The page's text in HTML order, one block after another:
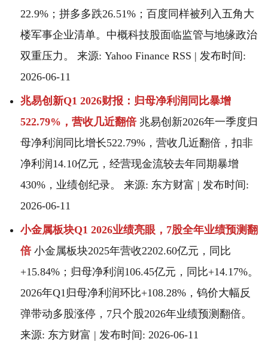
22.9%；拼多多跌26.51%；百度同样被列入五角大
楼军事企业清单。中概科技股面临监管与地缘政治
双重压力。 来源: Yahoo Finance RSS | 发布时间:
2026-06-11
兆易创新Q1 2026财报：归母净利润同比暴增
522.79%，营收几近翻倍兆易创新2026年一季度归
母净利润同比增长522.79%，营收几近翻倍，扣非
净利润14.10亿元，经营现金流较去年同期暴增
430%，业绩创纪录。 来源: 东方财富 | 发布时间:
2026-06-11
小金属板块Q1 2026业绩亮眼，7股全年业绩预测翻
倍小金属板块2025年营收2202.60亿元，同比
+15.84%；归母净利润106.45亿元，同比+14.17%。
2026年Q1归母净利润环比+108.28%，钨价大幅反
弹带动多股涨停，7只个股2026年业绩预测翻倍。
来源: 东方财富 | 发布时间: 2026-06-11